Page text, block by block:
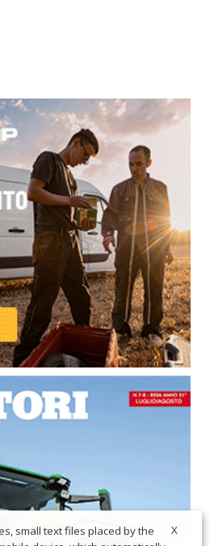
X
small text files placed by the